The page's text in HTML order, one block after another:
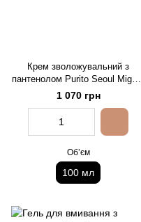
Крем зволожувальний з
пантенолом Purito Seoul Mighty
Bamboo Panthenol Cream, 100
1 070 грн
Обʼєм
100 мл